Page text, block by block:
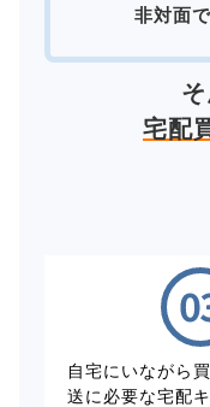
非対面
宅配
自宅にいながら
送に必要な宅配